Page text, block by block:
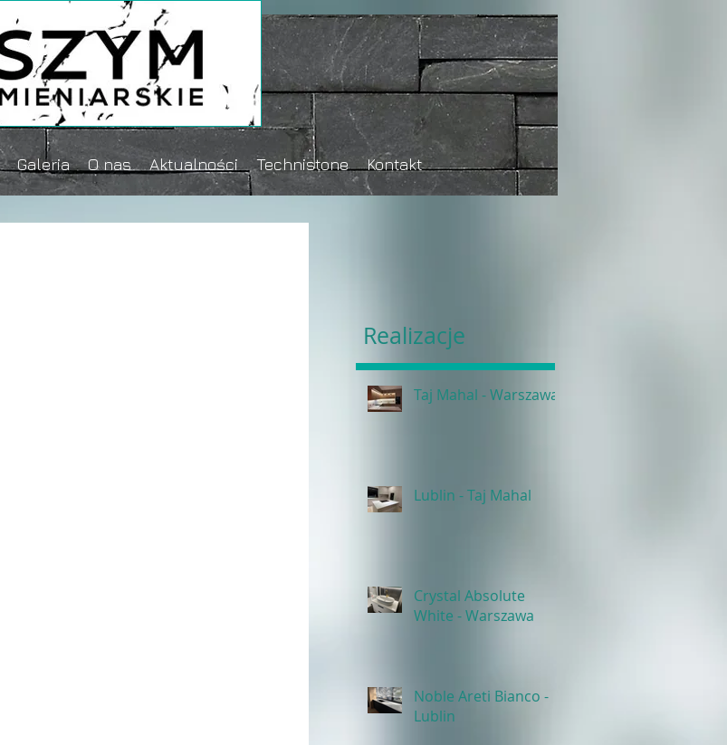
Galeria O nas Aktualności Technistone Kontakt
Realizacje
Taj Mahal - Warszawa
Lublin - Taj Mahal
Crystal Absolute
White - Warszawa
Noble Areti Bianco -
Lublin